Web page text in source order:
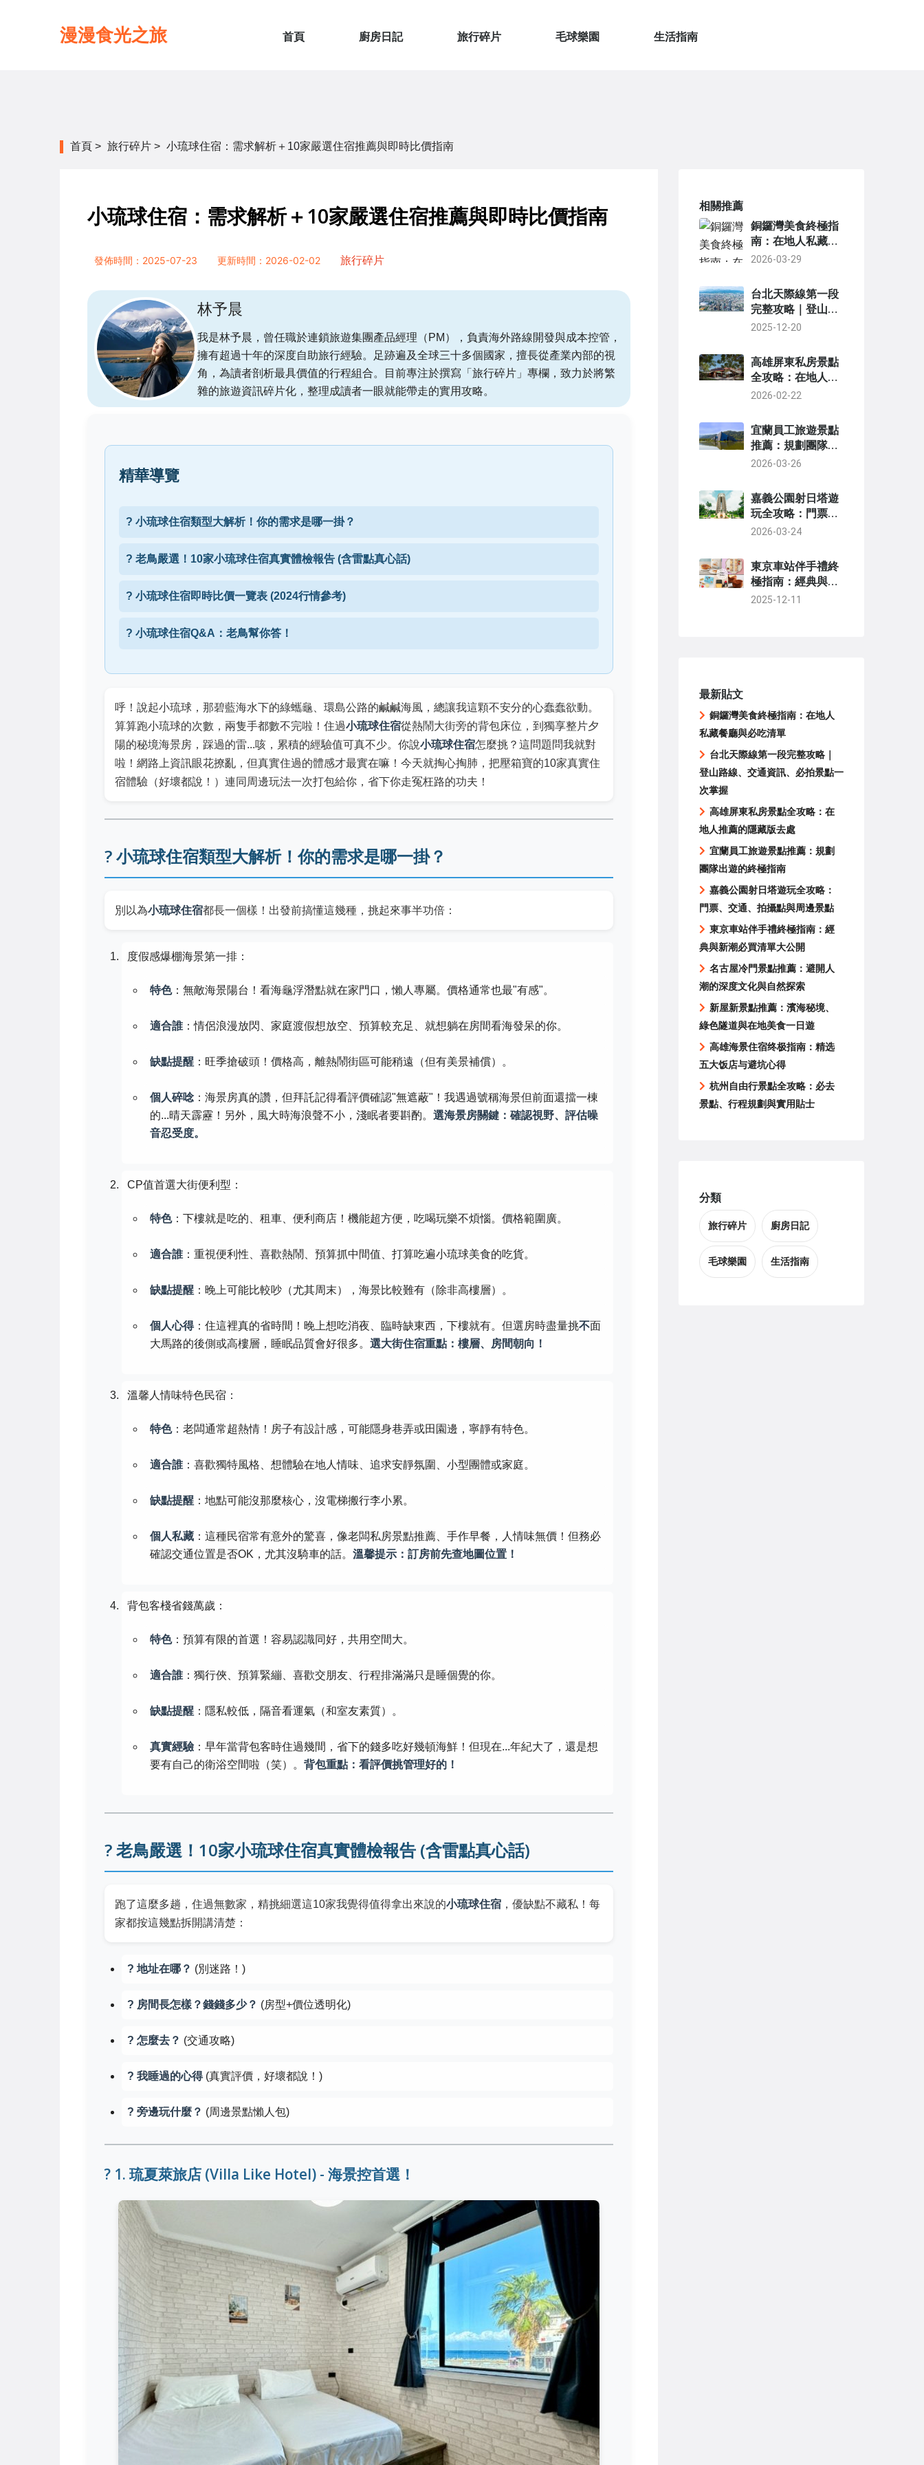
漫漫食光之旅 首頁 廚房日記 旅行碎片 毛球樂園 生活指南
首頁 > 旅行碎片 > 小琉球住宿：需求解析＋10家嚴選住宿推薦與即時比價指南
小琉球住宿：需求解析＋10家嚴選住宿推薦與即時比價指南
發佈時間：2025-07-23 更新時間：2026-02-02 旅行碎片
林予晨
我是林予晨，曾任職於連鎖旅遊集團產品經理（PM），負責海外路線開發與成本控管，
擁有超過十年的深度自助旅行經驗。足跡遍及全球三十多個國家，擅長從產業內部的視
角，為讀者剖析最具價值的行程組合。目前專注於撰寫「旅行碎片」專欄，致力於將繁
雜的旅遊資訊碎片化，整理成讀者一眼就能帶走的實用攻略。
精華導覽
? 小琉球住宿類型大解析！你的需求是哪一掛？
? 老鳥嚴選！10家小琉球住宿真實體檢報告 (含雷點真心話)
? 小琉球住宿即時比價一覽表 (2024行情參考)
? 小琉球住宿Q&A：老鳥幫你答！
呼！說起小琉球，那碧藍海水下的綠蠵龜、環島公路的鹹鹹海風，總讓我這顆不安分的心蠢蠢欲動。
算算跑小琉球的次數，兩隻手都數不完啦！住過小琉球住宿從熱鬧大街旁的背包床位，到獨享整片夕
陽的秘境海景房，踩過的雷...咳，累積的經驗值可真不少。你說小琉球住宿怎麼挑？這問題問我就對
啦！網路上資訊眼花撩亂，但真實住過的體感才最實在嘛！今天就掏心掏肺，把壓箱寶的10家真實住
宿體驗（好壞都說！）連同周邊玩法一次打包給你，省下你走冤枉路的功夫！
? 小琉球住宿類型大解析！你的需求是哪一掛？
別以為小琉球住宿都長一個樣！出發前搞懂這幾種，挑起來事半功倍：
度假感爆棚海景第一排：
特色：無敵海景陽台！看海龜浮潛點就在家門口，懶人專屬。價格通常也最"有感"。
適合誰 ：情侶浪漫放閃、家庭渡假想放空、預算較充足、就想躺在房間看海發呆的你。
缺點提醒 ：旺季搶破頭！價格高，離熱鬧街區可能稍遠（但有美景補償）。
個人碎唸：海景房真的讚，但拜託記得看評價確認"無遮蔽"！我遇過號稱海景但前面還擋一棟
的...晴天霹靂！另外，風大時海浪聲不小，淺眠者要斟酌。 選海景房關鍵：確認視野、評估噪
音忍受度。
CP值首選大街便利型：
特色：下樓就是吃的、租車、便利商店！機能超方便，吃喝玩樂不煩惱。價格範圍廣。
適合誰 ：重視便利性、喜歡熱鬧、預算抓中間值、打算吃遍小琉球美食的吃貨。
缺點提醒 ：晚上可能比較吵（尤其周末），海景比較難有（除非高樓層）。
個人心得：住這裡真的省時間！晚上想吃消夜、臨時缺東西，下樓就有。但選房時盡量挑不面
大馬路的後側或高樓層，睡眠品質會好很多。 選大街住宿重點：樓層、房間朝向！
溫馨人情味特色民宿：
特色：老闆通常超熱情！房子有設計感，可能隱身巷弄或田園邊，寧靜有特色。
適合誰 ：喜歡獨特風格、想體驗在地人情味、追求安靜氛圍、小型團體或家庭。
缺點提醒 ：地點可能沒那麼核心，沒電梯搬行李小累。
個人私藏 ：這種民宿常有意外的驚喜，像老闆私房景點推薦、手作早餐，人情味無價！但務必
確認交通位置是否OK，尤其沒騎車的話。 溫馨提示：訂房前先查地圖位置！
背包客棧省錢萬歲：
特色：預算有限的首選！容易認識同好，共用空間大。
適合誰 ：獨行俠、預算緊繃、喜歡交朋友、行程排滿滿只是睡個覺的你。
缺點提醒 ：隱私較低，隔音看運氣（和室友素質）。
真實經驗 ：早年當背包客時住過幾間，省下的錢多吃好幾頓海鮮！但現在...年紀大了，還是想
要有自己的衛浴空間啦（笑）。 背包重點：看評價挑管理好的！
? 老鳥嚴選！10家小琉球住宿真實體檢報告 (含雷點真心話)
跑了這麼多趟，住過無數家，精挑細選這10家我覺得值得拿出來說的小琉球住宿 ，優缺點不藏私！每
家都按這幾點拆開講清楚：
? 地址在哪？ (別迷路！)
?️ 房間長怎樣？錢錢多少？ (房型+價位透明化)
? 怎麼去？ (交通攻略)
? 我睡過的心得(真實評價，好壞都說！)
? 旁邊玩什麼？ (周邊景點懶人包)
? 1. 琉夏萊旅店 (Villa Like Hotel) - 海景控首選！
相關推薦
銅鑼灣美食終極指
南：在地人私藏餐
廳與必吃清單
2026-03-29
台北天際線第一段
完整攻略｜登山路
線、交通資訊、必
2025-12-20
高雄屏東私房景點
全攻略：在地人推
薦的隱藏版去處
2026-02-22
宜蘭員工旅遊景點
推薦：規劃團隊出
遊的終極指南
2026-03-26
嘉義公園射日塔遊
玩全攻略：門票、
交通、拍攝點與周
2026-03-24
東京車站伴手禮終
極指南：經典與新
潮必買清單大公開
2025-12-11
最新貼文
銅鑼灣美食終極指南：在地人
私藏餐廳與必吃清單
台北天際線第一段完整攻略｜
登山路線、交通資訊、必拍景點一
次掌握
高雄屏東私房景點全攻略：在
地人推薦的隱藏版去處
宜蘭員工旅遊景點推薦：規劃
團隊出遊的終極指南
嘉義公園射日塔遊玩全攻略：
門票、交通、拍攝點與周邊景點
東京車站伴手禮終極指南：經
典與新潮必買清單大公開
名古屋冷門景點推薦：避開人
潮的深度文化與自然探索
新屋新景點推薦：濱海秘境、
綠色隧道與在地美食一日遊
高雄海景住宿终极指南：精选
五大饭店与避坑心得
杭州自由行景點全攻略：必去
景點、行程規劃與實用貼士
分類
旅行碎片 廚房日記
毛球樂園 生活指南